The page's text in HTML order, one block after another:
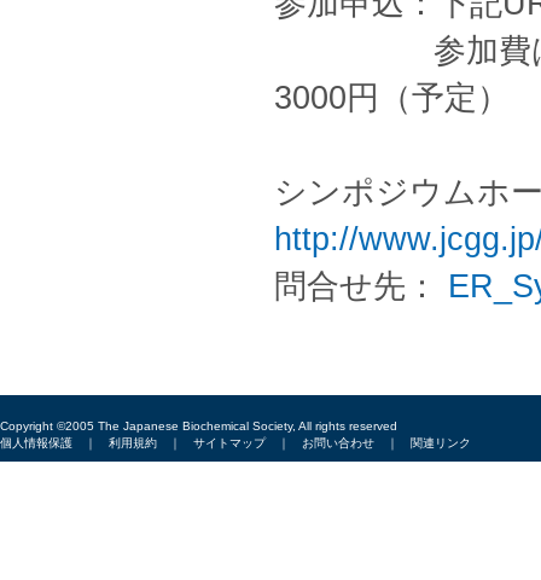
参加費は講演
3000円（予定）
シンポジウムホ
http://
問合せ先：
Copyright ©2005 The Japanese Biochemical Society, All rights reserved
個人情報保護 ｜ 利用規約 ｜ サイトマップ｜ お問い合わせ ｜ 関連リンク